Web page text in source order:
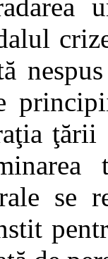
ţării
se